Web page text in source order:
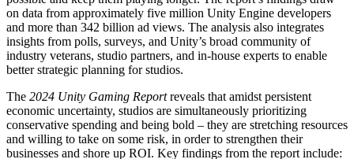
활용 부문
모바일 게임
Unity로 모바일 히트작을 제작하고 성장시키세요.
인디 게임
소규모 팀으로 대작 게임을 출시하세요.
XR 게임
업데이트, 정보, 기술 팁
뉴스
뉴스, 스토리, 보도 센터
자격증
Unity 숙련도를 입증하세요
on data from approximately five million Unity Engine developers
and more than 342 billion ad views. The analysis also integrates
insights from polls, surveys, and Unity’s broad community of
industry veterans, studio partners, and in-house experts to enable
better strategic planning for studios.
The 2024 Unity Gaming Reportreveals that amidst persistent
economic uncertainty, studios are simultaneously prioritizing
conservative spending and being bold – they are stretching resources
and willing to take on some risk, in order to strengthen their
businesses and shore up ROI. Key findings from the report include: